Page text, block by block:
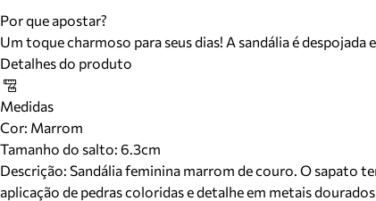
Por que apostar?
Um toque charmoso para seus dias! A sandália é
Detalhes do produto
Medidas
Cor: Marrom
Tamanho do salto: 6.3cm
Descrição: Sandália feminina marrom de couro. O sapato
aplicação de pedras coloridas e detalhe em metais